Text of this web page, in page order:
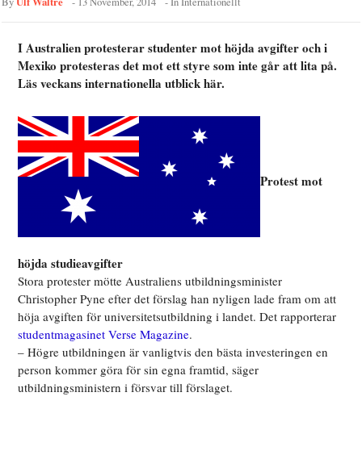
I Australien protesterar studenter mot höjda avgifter och i
Mexiko protesteras det mot ett styre som inte går att lita på.
Läs veckans internationella utblick här.
Protest mot
höjda studieavgifter
Stora protester mötte Australiens utbildningsminister
Christopher Pyne efter det förslag han nyligen lade fram om att
höja avgiften för universitetsutbildning i landet. Det rapporterar
studentmagasinet Verse Magazine.
– Högre utbildningen är vanligtvis den bästa investeringen en
person kommer göra för sin egna framtid, säger
utbildningsministern i försvar till förslaget.